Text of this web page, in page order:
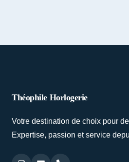
Théophile Horlogerie
Votre destination de choix pour
Expertise, passion et service